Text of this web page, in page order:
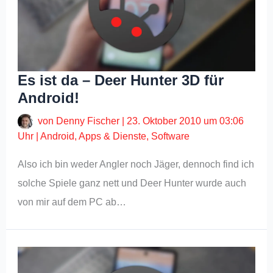
Es ist da – Deer Hunter 3D für
Android!
von Denny Fischer
23. Oktober 2010 um 03:06
Uhr |Android,Apps & Dienste, Software
Also ich bin weder Angler noch Jäger, dennoch find ich
solche Spiele ganz nett und Deer Hunter wurde auch
von mir auf dem PC ab…